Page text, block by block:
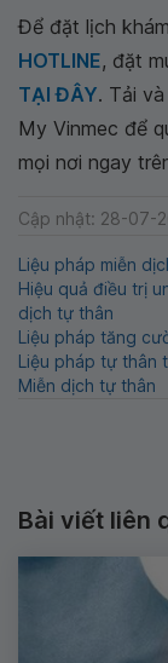
Để đặt lịch
HOTLINE, đặt
TẠI ĐÂY. Tải
My Vinmec để
mọi nơi ngay
Cập nhật: 28-07-
Liệu pháp miễn
Hiệu quả điều trị
dịch tự thân
Liệu pháp tăng
Liệu pháp tự thân
Miễn dịch tự thân
Bài viết liên